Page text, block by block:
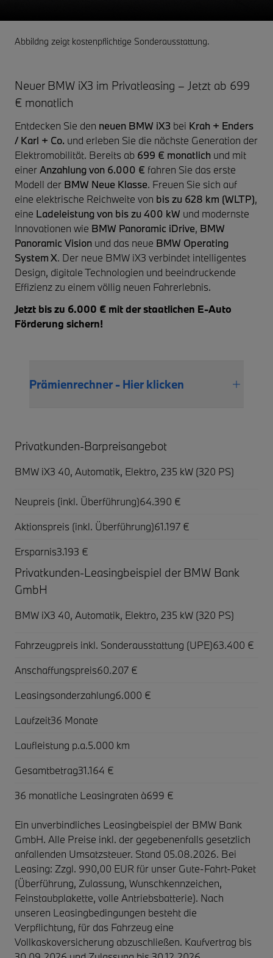
Abbildng zeigt kostenpflichtige Sonderausstattung.
Neuer BMW iX3 im Privatleasing – Jetzt ab 699
€ monatlich
Entdecken Sie den neuen BMW iX3 bei Krah + Enders
/ Karl + Co. und erleben Sie die nächste Generation der
Elektromobilität. Bereits ab 699 € monatlich und mit
einerAnzahlung von 6.000 € fahren Sie das erste
Modell der BMW Neue Klasse. Freuen Sie sich auf
eine elektrische Reichweite von bis zu 628 km (WLTP),
eine Ladeleistung von bis zu 400 kW und modernste
Innovationen wie BMW Panoramic iDrive, BMW
Panoramic Vision und das neue BMW Operating
System X. Der neue BMW iX3 verbindet intelligentes
Design, digitale Technologien und beeindruckende
Effizienz zu einem völlig neuen Fahrerlebnis.
Jetzt bis zu 6.000 € mit der staatlichen E-Auto
Förderung sichern!
Prämienrechner - Hier klicken
Privatkunden-Barpreisangebot
BMW iX3 40, Automatik, Elektro, 235 kW (320 PS)
Neupreis (inkl. Überführung)64.390 €
Aktionspreis (inkl. Überführung)61.197 €
Ersparnis3.193 €
Privatkunden-Leasingbeispiel der BMW Bank
GmbH
BMW iX3 40, Automatik, Elektro, 235 kW (320 PS)
Fahrzeugpreis inkl. Sonderausstattung (UPE)63.400 €
Anschaffungspreis60.207 €
Leasingsonderzahlung6.000 €
Laufzeit36 Monate
Laufleistung p.a.5.000 km
Gesamtbetrag31.164 €
36 monatliche Leasingraten à699 €
Ein unverbindliches Leasingbeispiel der BMW Bank
GmbH. Alle Preise inkl. der gegebenenfalls gesetzlich
anfallenden Umsatzsteuer. Stand 05.08.2026. Bei
Leasing: Zzgl. 990,00 EUR für unser Gute-Fahrt-Paket
(Überführung, Zulassung, Wunschkennzeichen,
Feinstaubplakette, volle Antriebsbatterie). Nach
unseren Leasingbedingungen besteht die
Verpflichtung, für das Fahrzeug eine
Vollkaskoversicherung abzuschließen. Kaufvertrag bis